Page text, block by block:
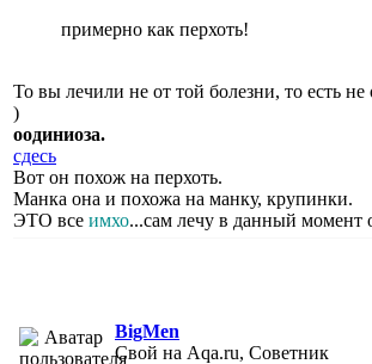
примерно как перхоть!
То вы лечили не от той болезни, то есть
)
оодиниоза.
сдесь
Вот он похож на перхоть.
Манка она и похожа на манку, крупинки.
ЭТО все имхо...сам лечу в данный момент
BigMen
Свой на Aqa.ru, Советник